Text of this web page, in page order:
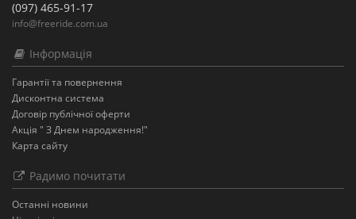
(097) 465-91-17
info@freeride.com.ua
Інформація
Гарантії та повернення
Дисконтна система
Договір публічної оферти
Акція " З Днем народження!"
Карта сайту
Радимо почитати
Останнi новини